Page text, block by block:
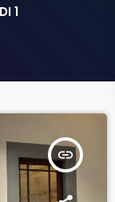
1
insert_link